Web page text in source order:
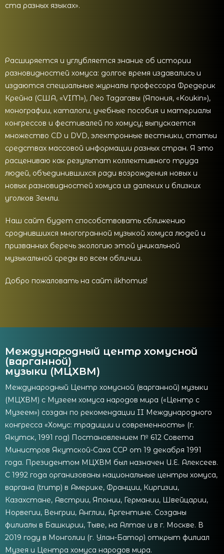
ста разных языках».
Расширяется и углубляется знание об истории
разновидностей хомуса: долгое время издавались и
издаются специальные журналы профессора Фредерик
Крейна (США, «VIM»), Лео Тадагавы (Япония, «Koukin»),
монографии, каталоги, учебные пособия и материалы
конгрессов и фестивалей по хомусу; выпускается
множество CD и DVD, электронные вестники, статьи
средствах массовой информации разных стран. Я это
расцениваю как результат коллективного труда
людей, объединившихся ради возрождения новых и
новых разновидностей хомуса из далеких и близких
уголков Земли.
Наш сайт будет способствовать сближению
сроднившихся многогранной музыкой хомуса людей и
призванных беречь экологию этой уникальной
музыкальной среды во всем обличии.
Добро пожаловать на сайт ilkhomus!
Международный центр хомусной
(варганной)
музыки (МЦХВМ)
Международный Центр хомусной (варганной) музыки
(МЦХВМ) с Музеем хомуса народов мира («Центр с
Музеем») создан по рекомендации II Международного
конгресса «Хомус: традиции и современность» (г.
Якутск, 1991 год) Постановлением № 612 Совета
Министров Якутской-Саха ССР от 19 декабря 1991
года. Президентом МЦХВМ был назначен И.Е. Алексеев.
С 1992 года организованы национальные центры хомуса,
варгана (trump) в Америке, Франции, Киргизии,
Казахстане, Австрии, Японии, Германии, Швейцарии,
Норвегии, Венгрии, Англии, Аргентине. Созданы
филиалы в Башкирии, Тыве, на Алтае и в г. Москве. В
2019 году в Монголии (г. Улан-Батор) открыт филиал
Музея и Центра хомуса народов мира.